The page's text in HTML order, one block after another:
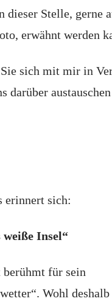
dieser Stelle, gerne
erwähnt werden
sich mit mir in
darüber
erinnert sich:
weiße Insel“
für sein
Wohl